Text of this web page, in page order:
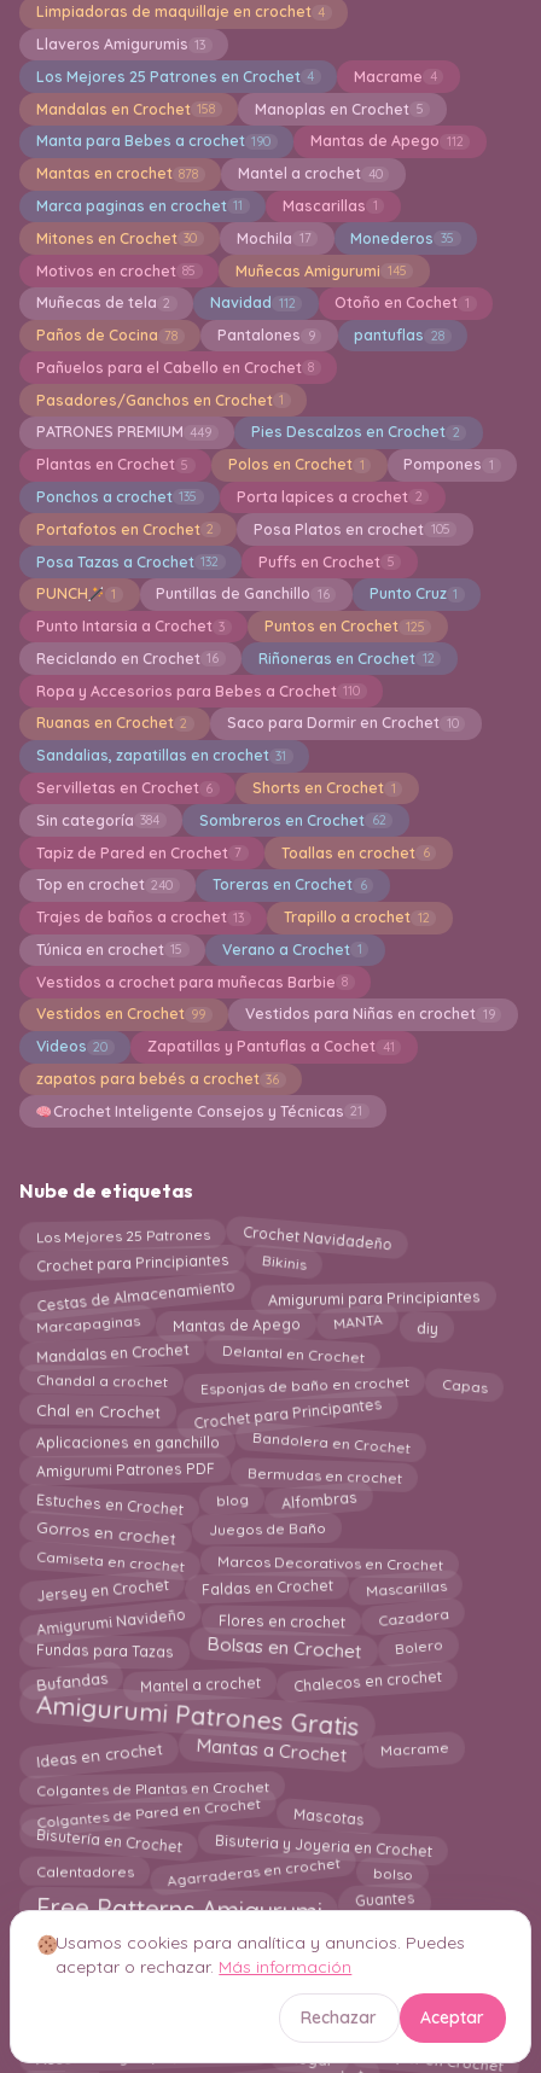
Limpiadoras de maquillaje en crochet 4
Llaveros Amigurumis 13
Los Mejores 25 Patrones en Crochet 4 Macrame 4
Mandalas en Crochet 158 Manoplas en Crochet 5
Manta para Bebes a crochet 190 Mantas de Apego 112
Mantas en crochet 878 Mantel a crochet 40
Marca paginas en crochet 11 Mascarillas 1
Mitones en Crochet 30 Mochila 17 Monederos 35
Motivos en crochet 85 Muñecas Amigurumi 145
Muñecas de tela 2 Navidad 112 Otoño en Cochet 1
Paños de Cocina 78 Pantalones 9 pantuflas 28
Pañuelos para el Cabello en Crochet 8
Pasadores/Ganchos en Crochet 1
PATRONES PREMIUM 449 Pies Descalzos en Crochet 2
Plantas en Crochet 5 Polos en Crochet 1 Pompones 1
Ponchos a crochet 135 Porta lapices a crochet 2
Portafotos en Crochet 2 Posa Platos en crochet 105
Posa Tazas a Crochet 132 Puffs en Crochet 5
PUNCH 1 Puntillas de Ganchillo 16 Punto Cruz 1
Punto Intarsia a Crochet 3 Puntos en Crochet 125
Reciclando en Crochet 16 Riñoneras en Crochet 12
Ropa y Accesorios para Bebes a Crochet 110
Ruanas en Crochet 2 Saco para Dormir en Crochet 10
Sandalias, zapatillas en crochet 31
Servilletas en Crochet 6 Shorts en Crochet 1
Sin categoría 384 Sombreros en Crochet 62
Tapiz de Pared en Crochet 7 Toallas en crochet 6
Top en crochet 240 Toreras en Crochet 6
Trajes de baños a crochet 13 Trapillo a crochet 12
Túnica en crochet 15 Verano a Crochet 1
Vestidos a crochet para muñecas Barbie 8
Vestidos en Crochet 99 Vestidos para Niñas en crochet 19
Videos 20 Zapatillas y Pantuflas a Cochet 41
zapatos para bebés a crochet 36
Crochet Inteligente Consejos y Técnicas 21
Nube de etiquetas
Los Mejores 25 Patrones Crochet Navidadeño
Crochet para Principiantes Bikinis
Cestas de Almacenamiento Amigurumi para Principiantes
Marcapaginas Mantas de Apego MANTA diy
Mandalas en Crochet Delantal en Crochet
Chandal a crochet Esponjas de baño en crochet Capas
Chal en Crochet Crochet para Principantes
Aplicaciones en ganchillo Bandolera en Crochet
Amigurumi Patrones PDF Bermudas en crochet
Estuches en Crochet blog Alfombras
Gorros en crochet Juegos de Baño
Camiseta en crochet Marcos Decorativos en Crochet
Jersey en Crochet Faldas en Crochet Mascarillas
Amigurumi Navideño Flores en crochet Cazadora
Fundas para Tazas Bolsas en Crochet Bolero
Bufandas Mantel a crochet Chalecos en crochet
Amigurumi Patrones Gratis
Ideas en crochet Mantas a Crochet Macrame
Colgantes de Plantas en Crochet
Colgantes de Pared en Crochet Mascotas
Bisutería en Crochet Bisuteria y Joyeria en Crochet
Calentadores Agarraderas en crochet bolso
Free Patterns Amigurumi Guantes
Cojines Puf Amigurumi Juguetes para Bebes
Guía para Principiantes Boinas a Crochet
kimono en crochet Diademas
Macetas a crochet
Accesorios y Ropa para Bebes Hogar Jumper en Crochet
Usamos cookies para analítica y anuncios. Puedes
aceptar o rechazar. Más información
Rechazar Aceptar